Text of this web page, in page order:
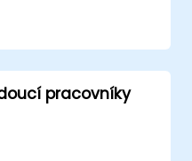
pracovníky